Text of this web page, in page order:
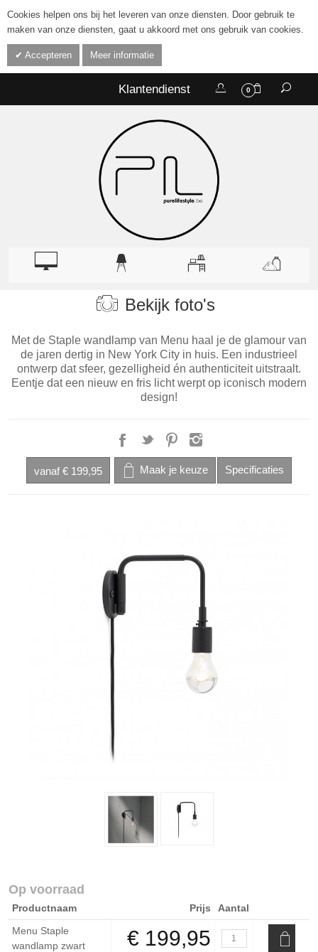
Cookies helpen ons bij het leveren van onze diensten. Door gebruik te
maken van onze diensten, gaat u akkoord met ons gebruik van cookies.
Accepteren Meer informatie
0
Klantendienst
Bekijk foto's
Met de Staple wandlamp van Menu haal je de glamour van
de jaren dertig in New York City in huis. Een industrieel
ontwerp dat sfeer, gezelligheid én authenticiteit uitstraalt.
Eentje dat een nieuw en fris licht werpt op iconisch modern
design!
vanaf € 199,95
Op voorraad
Productnaam Prijs
Aantal
Menu Staple
wandlamp zwart
€ 199,95